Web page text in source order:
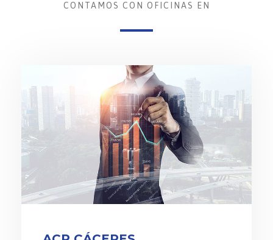
CONTAMOS CON OFICINAS EN